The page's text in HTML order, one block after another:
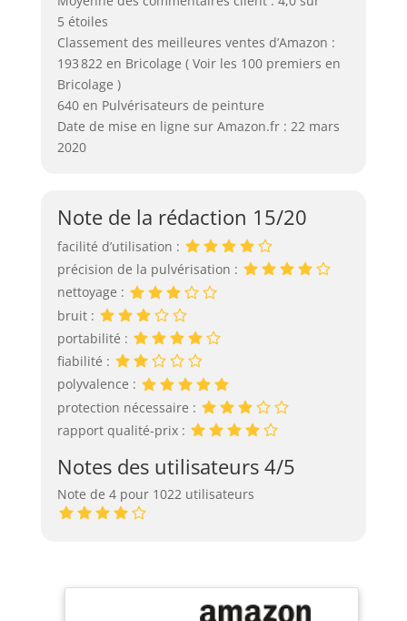
5 étoiles
Classement des meilleures ventes d’Amazon :
193 822 en Bricolage ( Voir les 100 premiers en
Bricolage )
640 en Pulvérisateurs de peinture
Date de mise en ligne sur Amazon.fr : 22 mars
2020
Note de la rédaction 15/20
facilité d’utilisation :
précision de la pulvérisation :
nettoyage :
bruit :
portabilité :
fiabilité :
polyvalence :
protection nécessaire :
rapport qualité-prix :
Notes des utilisateurs 4/5
Note de 4 pour 1022 utilisateurs